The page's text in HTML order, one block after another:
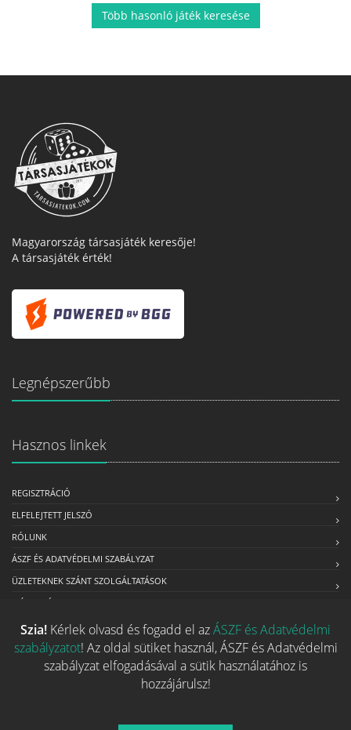
Több hasonló játék keresése
Magyarország társasjáték keresője!
A társasjáték érték!
Legnépszerűbb
Hasznos linkek
REGISZTRÁCIÓ
ELFELEJTETT JELSZÓ
RÓLUNK
ÁSZF ÉS ADATVÉDELMI SZABÁLYZAT
ÜZLETEKNEK SZÁNT SZOLGÁLTATÁSOK
MÉDIAAJÁNLAT
Kapcsolat
Szia! Kérlek olvasd és fogadd el azÁSZF és Adatvédelmi
szabályzatot! Az oldal sütiket használ, ÁSZF és Adatvédelmi
szabályzat elfogadásával a sütik használatához is
hozzájárulsz!